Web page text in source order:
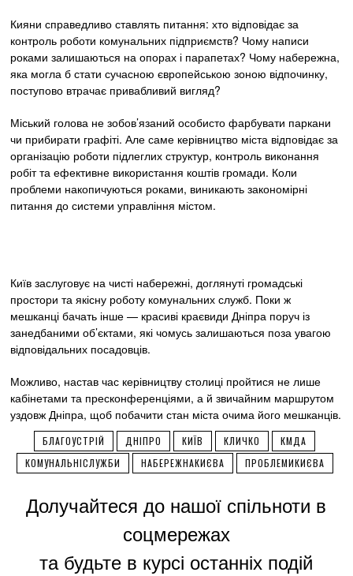
Кияни справедливо ставлять питання: хто відповідає за
контроль роботи комунальних підприємств? Чому написи
роками залишаються на опорах і парапетах? Чому набережна,
яка могла б стати сучасною європейською зоною відпочинку,
поступово втрачає привабливий вигляд?
Міський голова не зобов’язаний особисто фарбувати паркани
чи прибирати графіті. Але саме керівництво міста відповідає за
організацію роботи підлеглих структур, контроль виконання
робіт та ефективне використання коштів громади. Коли
проблеми накопичуються роками, виникають закономірні
питання до системи управління містом.
Київ заслуговує на чисті набережні, доглянуті громадські
простори та якісну роботу комунальних служб. Поки ж
мешканці бачать інше — красиві краєвиди Дніпра поруч із
занедбаними об’єктами, які чомусь залишаються поза увагою
відповідальних посадовців.
Можливо, настав час керівництву столиці пройтися не лише
кабінетами та пресконференціями, а й звичайним маршрутом
уздовж Дніпра, щоб побачити стан міста очима його мешканців.
БЛАГОУСТРІЙ ДНІПРО КИЇВ КЛИЧКО
КМДА
КОМУНАЛЬНІСЛУЖБИ
НАБЕРЕЖНАКИЄВА ПРОБЛЕМИКИЄВА
Долучайтеся до нашої спільноти в
соцмережах
та будьте в курсі останніх подій